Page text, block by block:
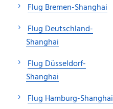
Flug Bremen-Shanghai
Flug Deutschland-
Shanghai
Flug Düsseldorf-
Shanghai
Flug Hamburg-Shanghai